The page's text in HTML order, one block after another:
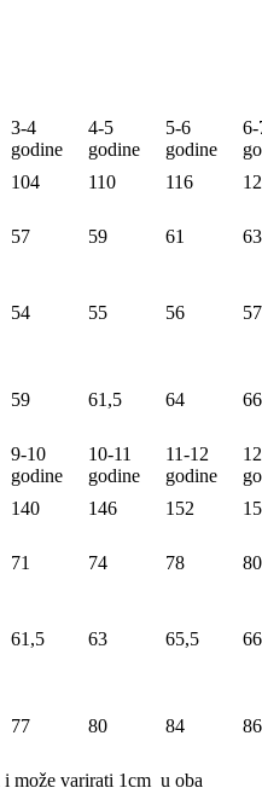
3-4
godine
4-5
godine
5-6
godine
6-
104 110 116
57 59 61 63
54 55 56 57
59 61,5 64 66
9-10
godine
10-11
godine
11-12
godine
140 146 152
71 74 78 80
61,5 63 65,5
77 80 84 86
i može varirati 1cm u oba